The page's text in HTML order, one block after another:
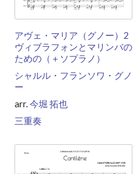
アヴェ・マリア（グノー）2
ヴィブラフォンとマリンバの
ための（＋ソプラノ）
シャルル・フランソワ・グノ
ー
arr. 今堀 拓也
三重奏